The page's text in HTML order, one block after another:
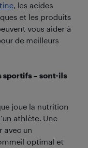
, les acides
et les produits
vous aider à
de meilleurs
sportifs – sont-ils
joue la nutrition
athlète. Une
avec un
optimal et